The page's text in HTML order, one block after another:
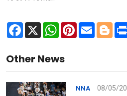
Facebook
X WhatsApp
Pinterest
Email
Other News
NNA 08/05/